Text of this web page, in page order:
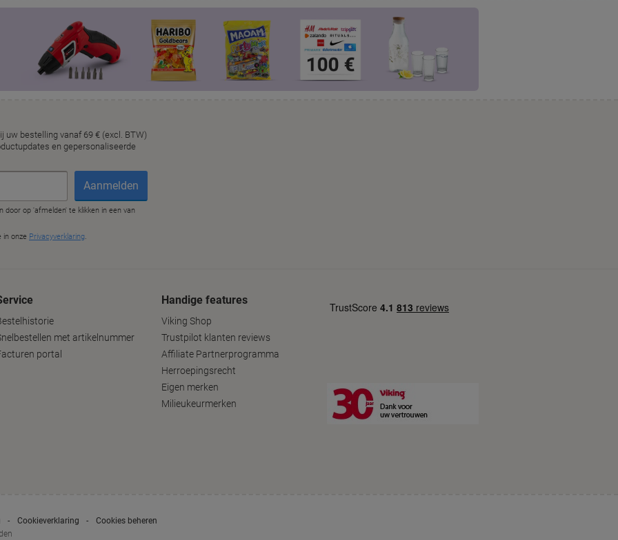
met artikelnummer
portal
Handige features
Viking Shop
Trustpilot klanten reviews
Affiliate Partnerprogramma
Herroepingsrecht
Eigen merken
Milieukeurmerken
Cookieverklaring
Cookies beheren